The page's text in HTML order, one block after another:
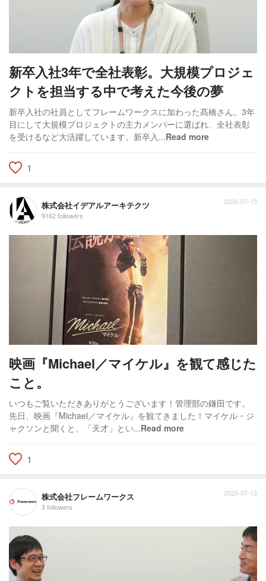
新卒入社3年で全社表彰。大規模プロジェ
クトを担当する中で考えた今後の夢
新卒入社の社員としてフレームワークスに加わった髙橋さん。3年
目にして大規模プロジェクトの主力メンバーに選ばれ、全社表彰
を受けるなど大活躍しています。新卒入...Read more
1
株式会社イデアルアーキテクツ
9162 followers
2026-07-15
映画『Michael／マイケル』を観て感じた
こと。
いつもご覧いただきありがとうございます！管理部の鎌田です。
先日、映画『Michael／マイケル』を観てきました！マイケル・ジ
ャクソンと聞くと、「天才」とい...Read more
1
株式会社フレームワークス
3 followers
2026-07-13